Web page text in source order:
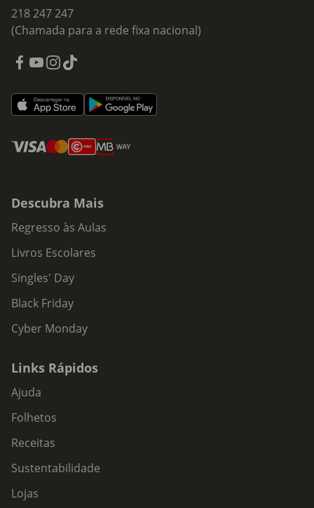
218 247 247
(Chamada para a rede fixa nacional)
Descubra Mais
Regresso às Aulas
Livros Escolares
Singles' Day
Black Friday
Cyber Monday
Links Rápidos
Ajuda
Folhetos
Receitas
Sustentabilidade
Lojas